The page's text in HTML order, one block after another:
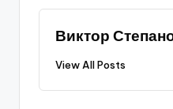
Виктор
View All Posts